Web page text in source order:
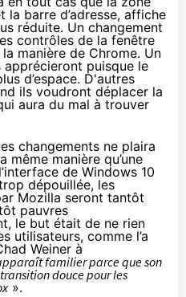
barre d’adresse, affiche
réduite. Un changement
contrôles de la fenêtre
manière de Chrome. Un
puisque le
d’espace. D'autres
ils voudront déplacer la
aura du mal à trouver
changements ne plaira
même manière qu’une
de Windows 10
dépouillée, les
Mozilla seront tantôt
pauvres
le but était de ne rien
utilisateurs, comme l’a
Weiner à
familier parce que son
douce pour les
».